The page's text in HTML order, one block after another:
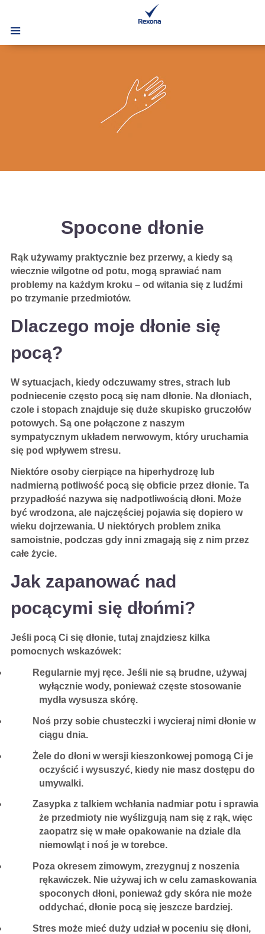
Spocone dłonie
Rąk używamy praktycznie bez przerwy, a kiedy są
wiecznie wilgotne od potu, mogą sprawiać nam
problemy na każdym kroku – od witania się z ludźmi
po trzymanie przedmiotów.
Dlaczego moje dłonie się
pocą?
W sytuacjach, kiedy odczuwamy stres, strach lub
podniecenie często pocą się nam dłonie. Na dłoniach,
czole i stopach znajduje się duże skupisko gruczołów
potowych. Są one połączone z naszym
sympatycznym układem nerwowym, który uruchamia
się pod wpływem stresu.
Niektóre osoby cierpiące na hiperhydrozę lub
nadmierną potliwość pocą się obficie przez dłonie. Ta
przypadłość nazywa się nadpotliwością dłoni. Może
być wrodzona, ale najczęściej pojawia się dopiero w
wieku dojrzewania. U niektórych problem znika
samoistnie, podczas gdy inni zmagają się z nim przez
całe życie.
Jak zapanować nad
pocącymi się dłońmi?
Jeśli pocą Ci się dłonie, tutaj znajdziesz kilka
pomocnych wskazówek:
Regularnie myj ręce. Jeśli nie są brudne, używaj
wyłącznie wody, ponieważ częste stosowanie
mydła wysusza skórę.
Noś przy sobie chusteczki i wycieraj nimi dłonie w
ciągu dnia.
Żele do dłoni w wersji kieszonkowej pomogą Ci je
oczyścić i wysuszyć, kiedy nie masz dostępu do
umywalki.
Zasypka z talkiem wchłania nadmiar potu i sprawia
że przedmioty nie wyślizgują nam się z rąk, więc
zaopatrz się w małe opakowanie na dziale dla
niemowląt i noś je w torebce.
Poza okresem zimowym, zrezygnuj z noszenia
rękawiczek. Nie używaj ich w celu zamaskowania
spoconych dłoni, ponieważ gdy skóra nie może
oddychać, dłonie pocą się jeszcze bardziej.
Stres może mieć duży udział w poceniu się dłoni,